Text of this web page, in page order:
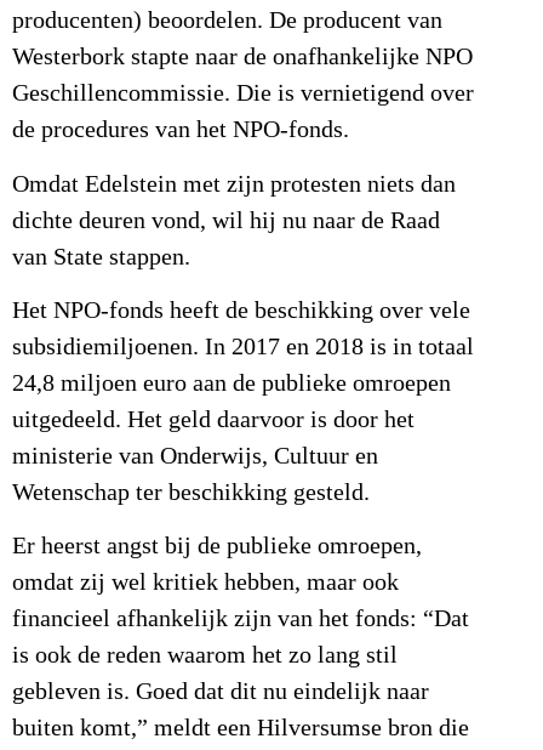
producenten) beoordelen. De producent van
Westerbork stapte naar de onafhankelijke NPO
Geschillencommissie. Die is vernietigend over
de procedures van het NPO-fonds.
Omdat Edelstein met zijn protesten niets dan
dichte deuren vond, wil hij nu naar de Raad
van State stappen.
Het NPO-fonds heeft de beschikking over vele
subsidiemiljoenen. In 2017 en 2018 is in totaal
24,8 miljoen euro aan de publieke omroepen
uitgedeeld. Het geld daarvoor is door het
ministerie van Onderwijs, Cultuur en
Wetenschap ter beschikking gesteld.
Er heerst angst bij de publieke omroepen,
omdat zij wel kritiek hebben, maar ook
financieel afhankelijk zijn van het fonds: “Dat
is ook de reden waarom het zo lang stil
gebleven is. Goed dat dit nu eindelijk naar
buiten komt,” meldt een Hilversumse bron die